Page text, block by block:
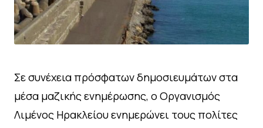
Σε συνέχεια πρόσφατων δημοσιευμάτων στα
μέσα μαζικής ενημέρωσης, ο Οργανισμός
Λιμένος Ηρακλείου ενημερώνει τους πολίτες